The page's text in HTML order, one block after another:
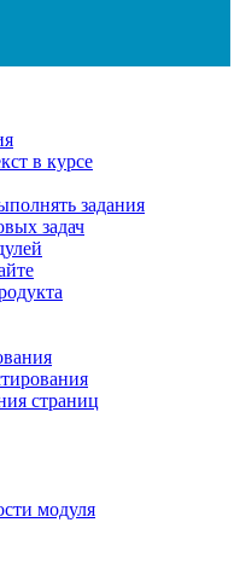
в курсе
задания
задач
страниц
модуля